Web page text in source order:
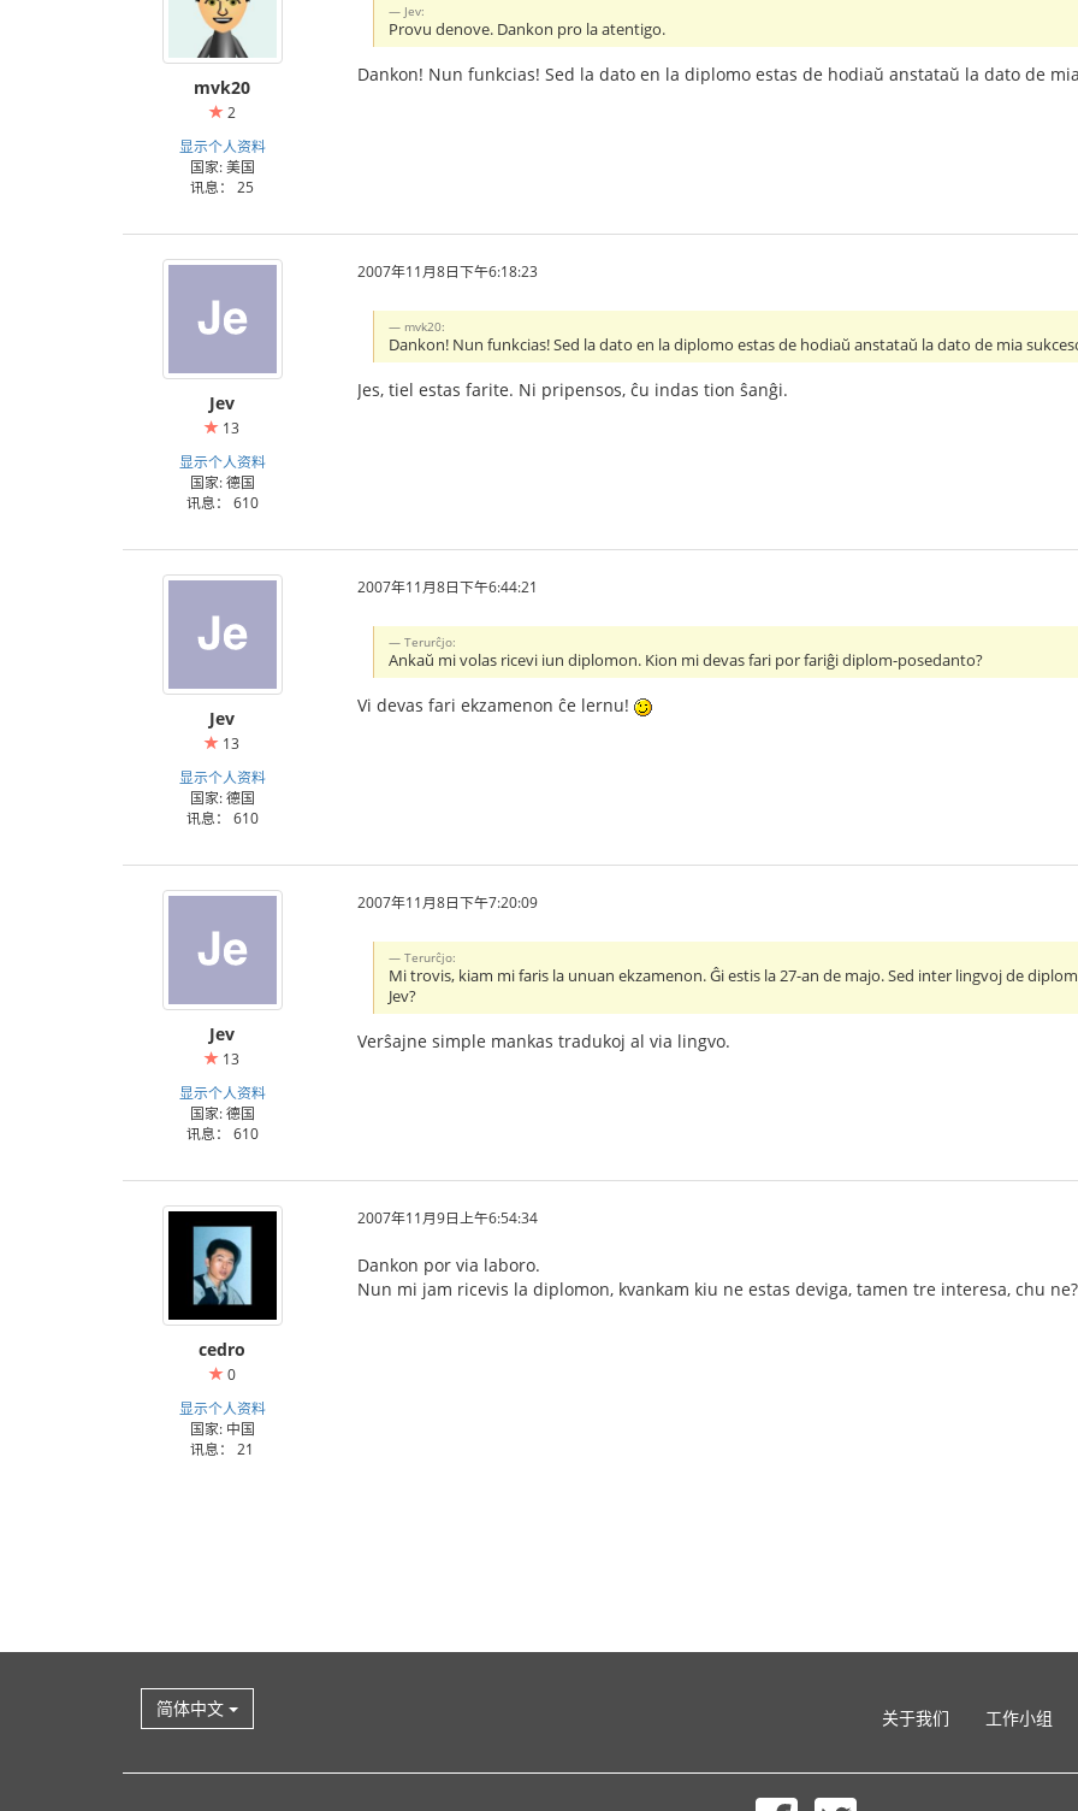
mvk20
2
显示个人资料
国家: 美国
讯息： 25
Jev:
Provu denove. Dankon pro la atentigo.
Dankon! Nun funkcias! Sed la dato en la diplomo estas de hodiaŭ anstataŭ la dato de
Jev
13
显示个人资料
国家: 德国
讯息： 610
2007年11月8日下午6:18:23
mvk20:
Dankon! Nun funkcias! Sed la dato en la diplomo estas de hodiaŭ anstataŭ la dato de mia
Jes, tiel estas farite. Ni pripensos, ĉu indas tion ŝanĝi.
Jev
13
显示个人资料
国家: 德国
讯息： 610
2007年11月8日下午6:44:21
Terurĉjo:
Ankaŭ mi volas ricevi iun diplomon. Kion mi devas fari por fariĝi diplom-posedanto?
Vi devas fari ekzamenon ĉe lernu!
Jev
13
显示个人资料
国家: 德国
讯息： 610
2007年11月8日下午7:20:09
Terurĉjo:
Mi trovis, kiam mi faris la unuan ekzamenon. Ĝi estis la 27-an de majo. Sed inter lingvoj de
Jev?
Verŝajne simple mankas tradukoj al via lingvo.
cedro
0
显示个人资料
国家: 中国
讯息： 21
2007年11月9日上午6:54:34
Dankon por via laboro.
Nun mi jam ricevis la diplomon, kvankam kiu ne estas deviga, tamen tre interesa, chu ne?
简体中文 关于我们 工作小组